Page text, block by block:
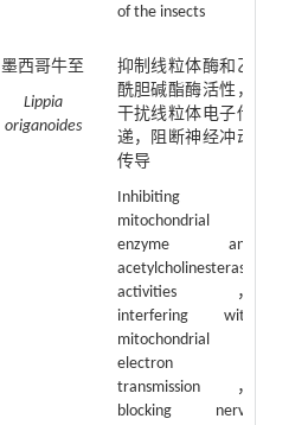
of the insects
墨西哥牛至
Lippia
origanoides
抑制线粒体酶和乙
酰胆碱酯酶活性，
干扰线粒体电子传
递，阻断神经冲动
传导
Inhibiting
mitochondrial
enzyme and
acetylcholinesterase
activities，
interfering with
mitochondrial
electron
transmission，
blocking nerve